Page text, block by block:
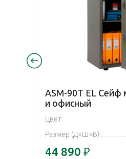
ASM-90T EL Сейф
и офисный
Цвет:
Размер (Д×Ш×В):
44 890 ₽